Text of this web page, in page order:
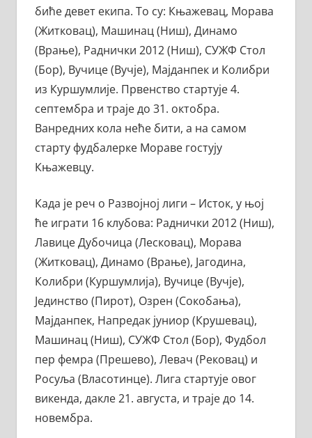
биће девет екипа. То су: Књажевац, Морава
(Житковац), Машинац (Ниш), Динамо
(Врање), Раднички 2012 (Ниш), СУЖФ Стол
(Бор), Вучице (Вучје), Мајданпек и Колибри
из Куршумлије. Првенство стартује 4.
септембра и траје до 31. октобра.
Ванредних кола неће бити, а на самом
старту фудбалерке Мораве гостују
Књажевцу.
Када је реч о Развојној лиги – Исток, у њој
ће играти 16 клубова: Раднички 2012 (Ниш),
Лавице Дубочица (Лесковац), Морава
(Житковац), Динамо (Врање), Јагодина,
Колибри (Куршумлија), Вучице (Вучје),
Јединство (Пирот), Озрен (Сокобања),
Мајданпек, Напредак јуниор (Крушевац),
Машинац (Ниш), СУЖФ Стол (Бор), Фудбол
пер фемра (Прешево), Левач (Рековац) и
Росуља (Власотинце). Лига стартује овог
викенда, дакле 21. августа, и траје до 14.
новембра.